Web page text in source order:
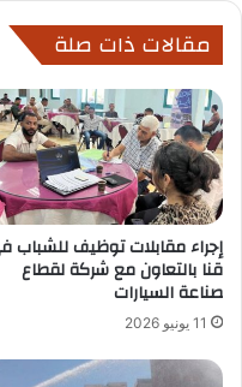
مقالات ذات صلة
إجراء مقابلات توظيف للشباب
قنا بالتعاون مع شركة لقطاع
صناعة السيارات
11 يونيو 2026